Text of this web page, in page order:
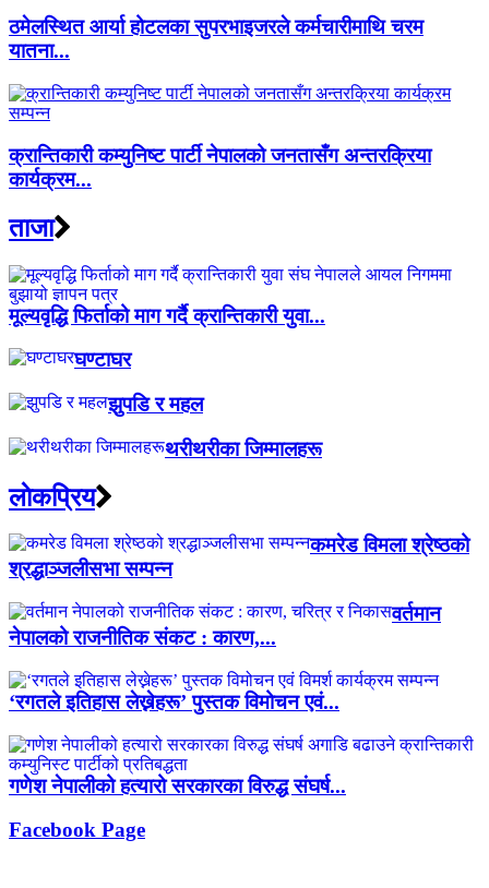
ठमेलस्थित आर्या होटलका सुपरभाइजरले कर्मचारीमाथि चरम
यातना...
क्रान्तिकारी कम्युनिष्ट पार्टी नेपालको जनतासँग अन्तरक्रिया
कार्यक्रम...
ताजा
मूल्यवृद्धि फिर्ताको माग गर्दै क्रान्तिकारी युवा...
घण्टाघर
झुपडि र महल
थरीथरीका जिम्मालहरू
लाेकप्रिय
कमरेड विमला श्रेष्ठको
श्रद्धाञ्जलीसभा सम्पन्न
वर्तमान
नेपालको राजनीतिक संकट : कारण,...
‘रगतले इतिहास लेख्नेहरू’ पुस्तक विमोचन एवं...
गणेश नेपालीको हत्यारो सरकारका विरुद्ध संघर्ष...
Facebook Page